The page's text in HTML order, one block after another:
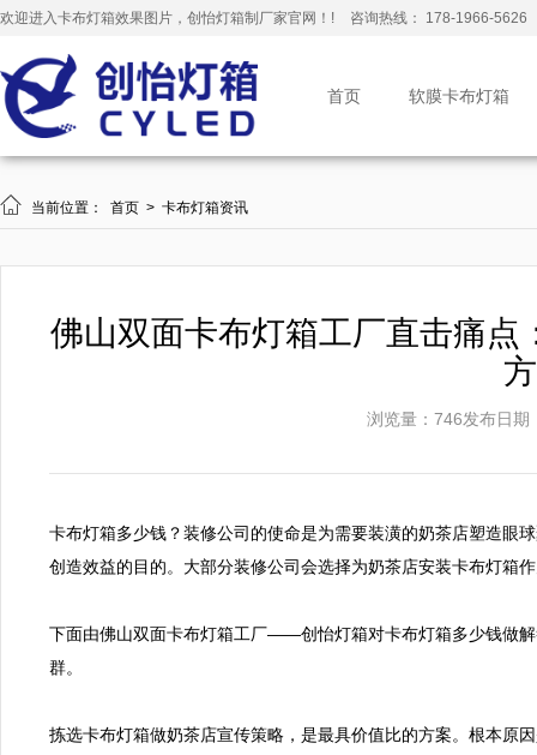
欢迎进入卡布灯箱效果图片，创怡灯箱制厂家官网！! 咨询热线： 178-1966-5626
首页 软膜卡布灯箱
 当前位置： 首页 > 卡布灯箱资讯
佛山双面卡布灯箱工厂直击痛
浏览量：746发布日期
卡布灯箱多少钱？装修公司的使命是为需要装潢的奶茶店塑造眼
创造效益的目的。大部分装修公司会选择为奶茶店安装卡布灯箱
下面由佛山双面卡布灯箱工厂——创怡灯箱对卡布灯箱多少钱做
群。
拣选卡布灯箱做奶茶店宣传策略，是最具价值比的方案。根本原